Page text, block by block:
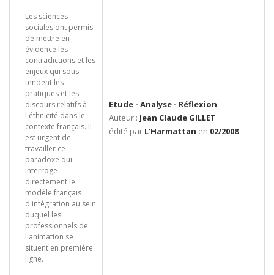
Les sciences
sociales ont permis
de mettre en
évidence les
contradictions et les
enjeux qui sous-
tendent les
pratiques et les
discours relatifs à
l'éthnicité dans le
contexte français. IL
est urgent de
travailler ce
paradoxe qui
interroge
directement le
modèle français
d'intégration au sein
duquel les
professionnels de
l'animation se
situent en première
ligne.
Etude - Analyse - Réflexion,
Auteur : Jean Claude GILLET
édité par L'Harmattan en 02/2008